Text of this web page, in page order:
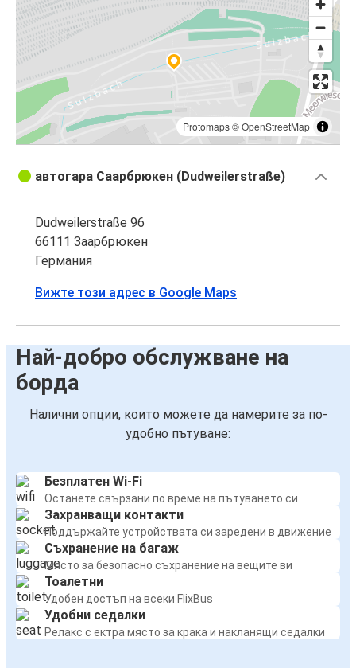
Protomaps©OpenStreetMap
автогара Саарбрюкен (Dudweilerstraße)
Dudweilerstraße 96
66111 Заарбрюкен
Германия
Вижте този адрес в Google Maps
Най-добро обслужване на
борда
Налични опции, които можете да намерите за по-
удобно пътуване:
Безплатен Wi-Fi
Останете свързани по време на пътуването си
Захранващи контакти
Поддържайте устройствата си заредени в движение
Съхранение на багаж
Място за безопасно съхранение на вещите ви
Тоалетни
Удобен достъп на всеки FlixBus
Удобни седалки
Релакс с ектра място за крака и накланящи седалки